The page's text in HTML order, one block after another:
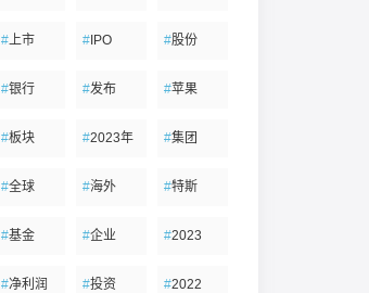
#上市 #IPO #股份
#银行 #发布 #苹果
#板块 #2023年 #集团
#全球 #海外 #特斯
#基金 #企业 #2023
#净利润 #投资 #2022